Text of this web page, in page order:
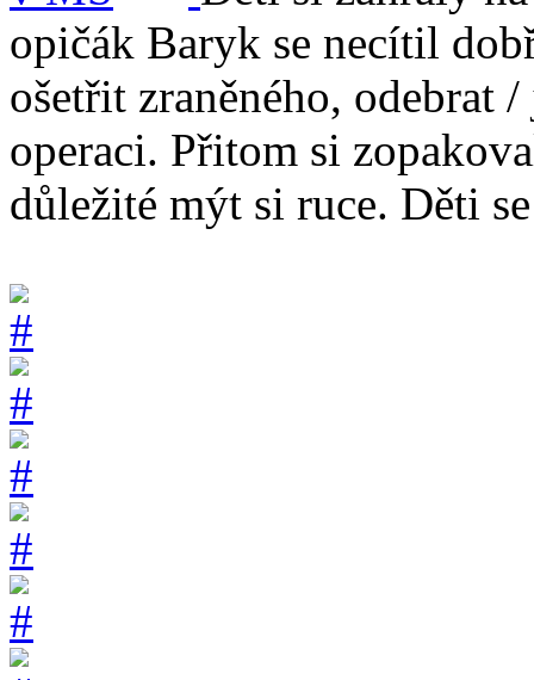
opičák Baryk se necítil
ošetřit zraněného, odebrat
operaci. Přitom si
důležité mýt si ruce. Děti